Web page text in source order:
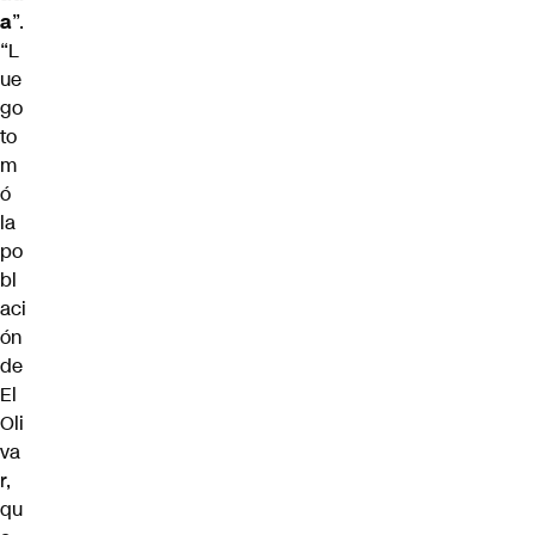
a”.
“L
ue
go
to
m
ó
la
po
bl
aci
ón
de
El
Oli
va
r,
qu